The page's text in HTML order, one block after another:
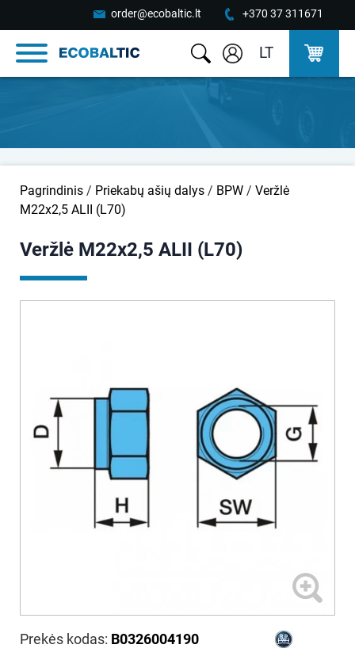
order@ecobaltic.lt +370 37 311671
LT
Pagrindinis / Priekabų ašių dalys / BPW / Veržlė
M22x2,5 ALII (L70)
Veržlė M22x2,5 ALII (L70)
Prekės kodas: B0326004190